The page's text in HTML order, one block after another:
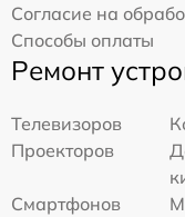
Согласие на
Способы оплаты
Ремонт
Телевизоров
Проекторов
Смартфонов